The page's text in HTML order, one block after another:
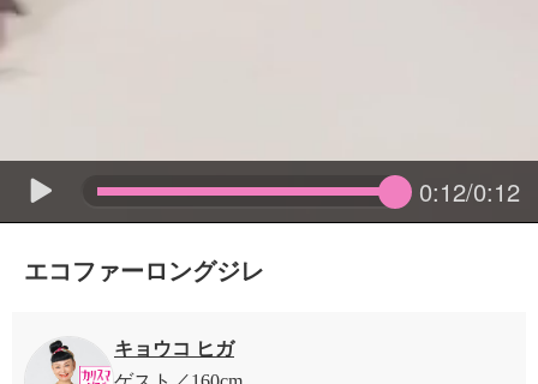
0:12/0:12
エコファーロングジレ
キョウコ ヒガ